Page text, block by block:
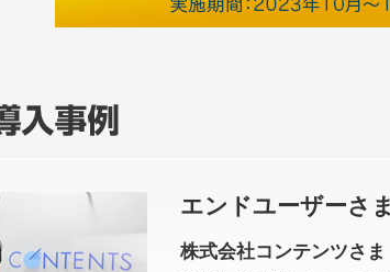
エンドユーザーさ
株式会社コンテンツさま